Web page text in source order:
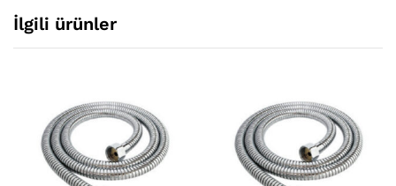
İlgili ürünler